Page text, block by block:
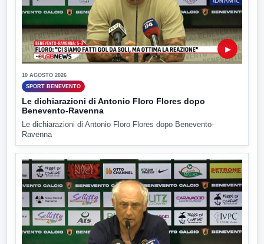
▶
10 AGOSTO 2026
SPORT BENEVENTO
Le dichiarazioni di Antonio Floro Flores dopo
Benevento-Ravenna
Le dichiarazioni di Antonio Floro Flores dopo Benevento-
Ravenna